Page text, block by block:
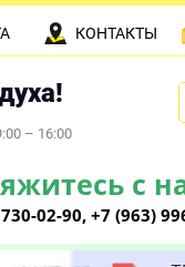
– 16:00
с
02-90, +7 (963)
КОНТАКТЫ